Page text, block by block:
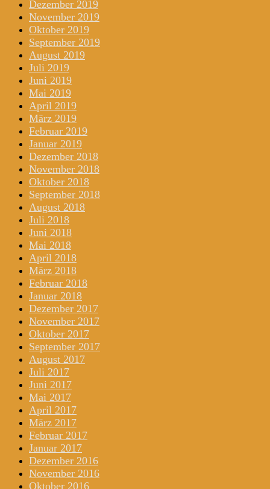
Dezember 2019
November 2019
Oktober 2019
September 2019
August 2019
Juli 2019
Juni 2019
Mai 2019
April 2019
März 2019
Februar 2019
Januar 2019
Dezember 2018
November 2018
Oktober 2018
September 2018
August 2018
Juli 2018
Juni 2018
Mai 2018
April 2018
März 2018
Februar 2018
Januar 2018
Dezember 2017
November 2017
Oktober 2017
September 2017
August 2017
Juli 2017
Juni 2017
Mai 2017
April 2017
März 2017
Februar 2017
Januar 2017
Dezember 2016
November 2016
Oktober 2016